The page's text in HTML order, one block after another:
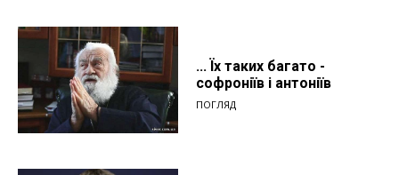
... Їх таких багато -
софроніїв і антоніїв
ПОГЛЯД